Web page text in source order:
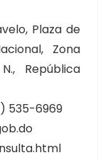
Plaza de
Zona
República
535-6969